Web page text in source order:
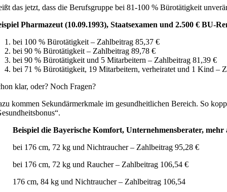
das jetzt, dass die Berufsgruppe bei 81-100 % Bürotätigkeit
Pharmazeut (10.09.1993), Staatsexamen und 2.500 € BU-
bei 100 % Bürotätigkeit – Zahlbeitrag 85,37 €
bei 90 % Bürotätigkeit – Zahlbeitrag 89,78 €
bei 90 % Bürotätigkeit und 5 Mitarbeitern – Zahlbeitrag 81,39 €
bei 71 % Bürotätigkeit, 19 Mitarbeitern, verheiratet und 1 Kind –
klar, oder? Noch Fragen?
kommen Sekundärmerkmale im gesundheitlichen Bereich. So
Beispiel die Bayerische Komfort, Unternehmensberater,
bei 176 cm, 72 kg und Nichtraucher – Zahlbeitrag 95,28 €
bei 176 cm, 72 kg und Raucher – Zahlbeitrag 106,54 €
176 cm, 84 kg und Nichtraucher – Zahlbeitrag 106,54